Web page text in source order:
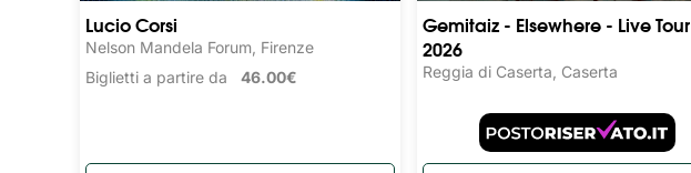
Lucio Corsi
Nelson Mandela Forum, Firenze
Biglietti a partire da 46.00€
Gemitaiz - Elsewhere - Live Tour
2026
Reggia di Caserta, Caserta